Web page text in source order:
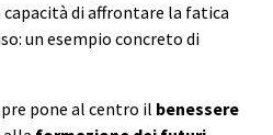
capacità di affrontare la fatica
un esempio concreto di
pone al centro il benessere